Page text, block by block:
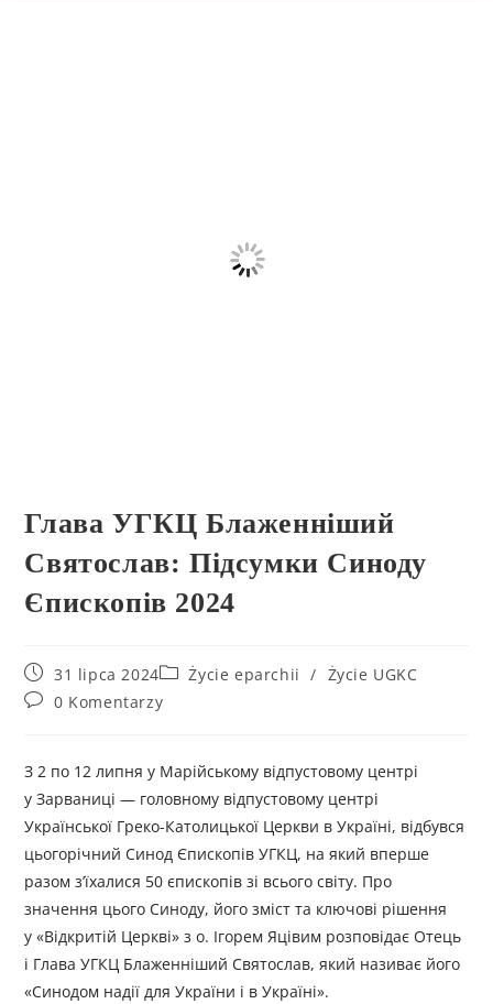
Глава УГКЦ Блаженніший
Святослав: Підсумки Синоду
Єпископів 2024
31 lipca 2024 Życie eparchii / Życie UGKC
0 Komentarzy
З 2 по 12 липня у Марійському відпустовому центрі
у Зарваниці — головному відпустовому центрі
Української Греко-Католицької Церкви в Україні, відбувся
цьогорічний Синод Єпископів УГКЦ, на який вперше
разом з’їхалися 50 єпископів зі всього світу. Про
значення цього Синоду, його зміст та ключові рішення
у «Відкритій Церкві» з о. Ігорем Яцівим розповідає Отець
і Глава УГКЦ Блаженніший Святослав, який називає його
«Синодом надії для України і в Україні».